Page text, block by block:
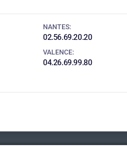
NANTES:
02.56.69.20.20
VALENCE:
04.26.69.99.80